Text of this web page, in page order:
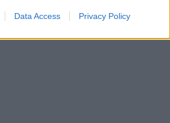
Data Access Privacy Policy